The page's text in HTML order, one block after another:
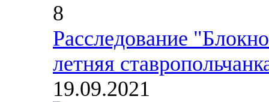
8
Расследование
летняя
19.09.2021